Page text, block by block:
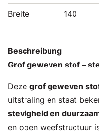
Breite 140
Beschreibung
Grof geweven stof –
Deze grof geweven
uitstraling en staat
stevigheid en
en open weefstructuur